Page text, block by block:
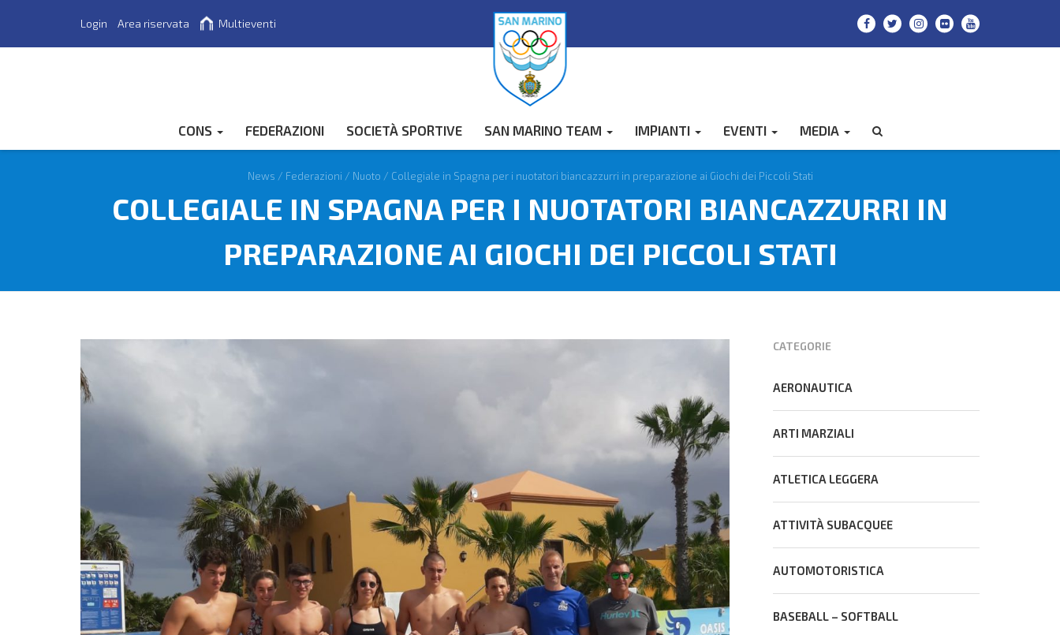
Login Area riservata Multieventi
CONS FEDERAZIONI SOCIETÀ SPORTIVE SAN MARINO TEAM IMPIANTI EVENTI MEDIA
News / Federazioni / Nuoto / Collegiale in Spagna per i nuotatori biancazzurri in preparazione ai Giochi dei Piccoli Stati
COLLEGIALE IN SPAGNA PER I NUOTATORI BIANCAZZURRI IN
PREPARAZIONE AI GIOCHI DEI PICCOLI STATI
CATEGORIE
AERONAUTICA
ARTI MARZIALI
ATLETICA LEGGERA
ATTIVITÀ SUBACQUEE
AUTOMOTORISTICA
BASEBALL – SOFTBALL